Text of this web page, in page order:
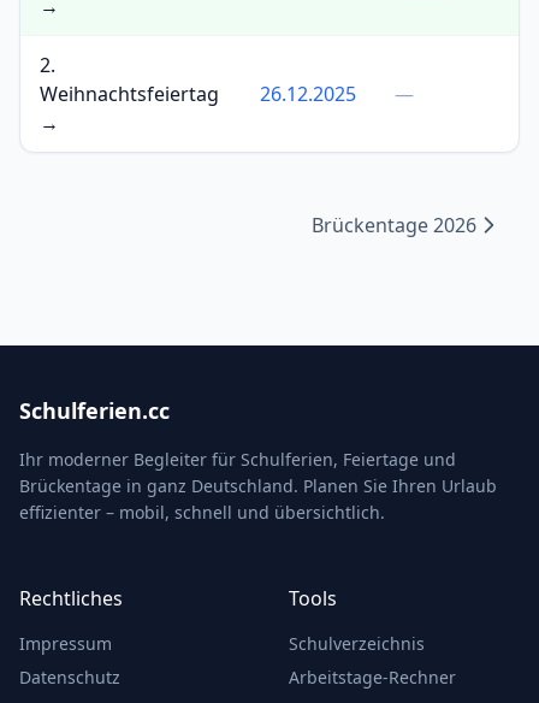
→
2.
Weihnachtsfeiertag
→
26.12.2025 —
Brückentage 2026
Schulferien.cc
Ihr moderner Begleiter für Schulferien, Feiertage und
Brückentage in ganz Deutschland. Planen Sie Ihren Urlaub
effizienter – mobil, schnell und übersichtlich.
Rechtliches
Impressum
Datenschutz
Tools
Schulverzeichnis
Arbeitstage-Rechner